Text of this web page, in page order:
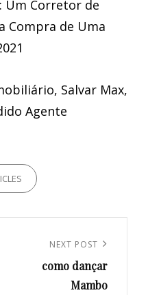
Um Corretor de
Compra de Uma
Salvar Max,
Agente
NEXT POST
como dançar
Mambo